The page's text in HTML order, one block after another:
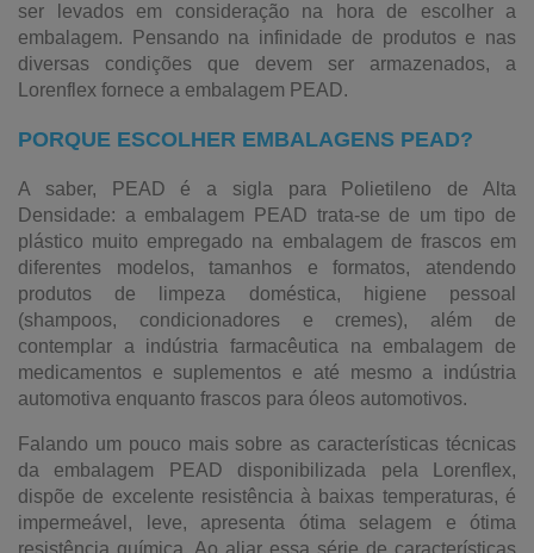
ser levados em consideração na hora de escolher a
embalagem. Pensando na infinidade de produtos e nas
diversas condições que devem ser armazenados, a
Lorenflex fornece a embalagem PEAD.
PORQUE ESCOLHER EMBALAGENS PEAD?
A saber, PEAD é a sigla para Polietileno de Alta
Densidade: a embalagem PEAD trata-se de um tipo de
plástico muito empregado na embalagem de frascos em
diferentes modelos, tamanhos e formatos, atendendo
produtos de limpeza doméstica, higiene pessoal
(shampoos, condicionadores e cremes), além de
contemplar a indústria farmacêutica na embalagem de
medicamentos e suplementos e até mesmo a indústria
automotiva enquanto frascos para óleos automotivos.
Falando um pouco mais sobre as características técnicas
da embalagem PEAD disponibilizada pela Lorenflex,
dispõe de excelente resistência à baixas temperaturas, é
impermeável, leve, apresenta ótima selagem e ótima
resistência química. Ao aliar essa série de características